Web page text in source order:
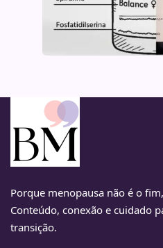
Porque menopausa não é o
Conteúdo, conexão e cuidado
transição.